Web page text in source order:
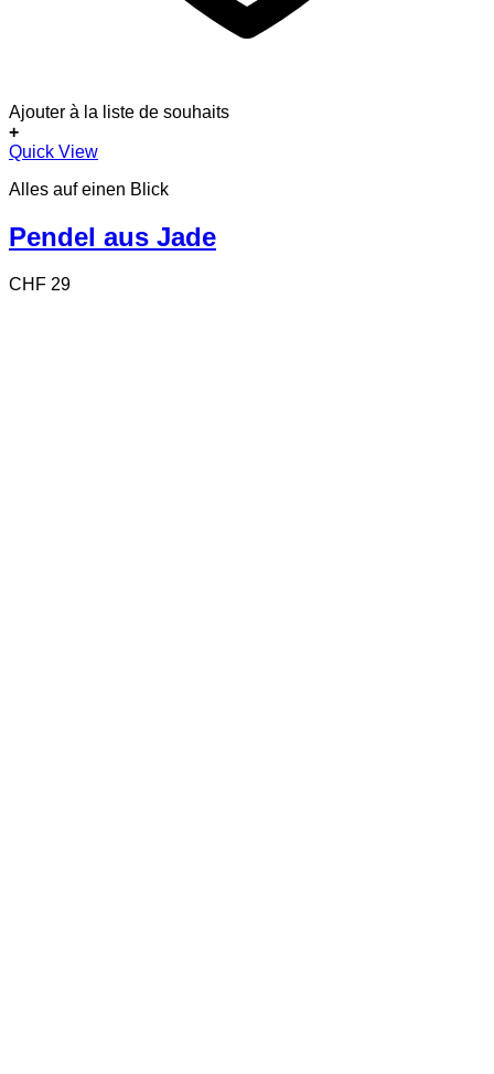
Ajouter à la liste de souhaits
+
Quick View
Alles auf einen Blick
Pendel aus Jade
CHF 29